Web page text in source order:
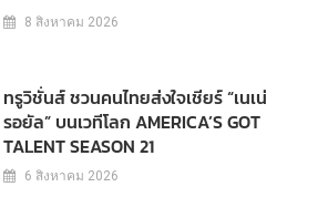
8 สิงหาคม 2026
ทรูวิชั่นส์ ชวนคนไทยส่งใจเชียร์ “เนเน่
รอยัล” บนเวทีโลก AMERICA’S GOT
TALENT SEASON 21
6 สิงหาคม 2026